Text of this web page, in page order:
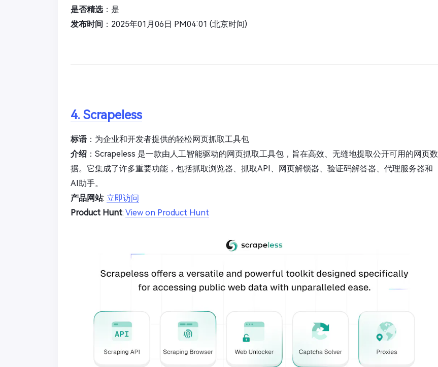
是否精选：是
发布时间 ：2025年01月06日 PM04:01 (北京时间)
4. Scrapeless
标语：为企业和开发者提供的轻松网页抓取工具包
介绍 ：Scrapeless 是一款由人工智能驱动的网页抓取工具包，旨在高效、无缝地提取公开可用的网页数
据。它集成了许多重要功能，包括抓取浏览器、抓取API、网页解锁器、验证码解答器、代理服务器和
AI助手。
产品网站: 立即访问
Product Hunt: View on Product Hunt